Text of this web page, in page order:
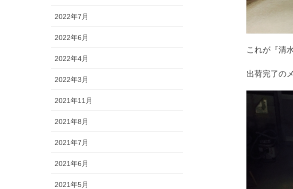
これが『清
出荷完了の
2022年7月
2022年6月
2022年4月
2022年3月
2021年11月
2021年8月
2021年7月
2021年6月
2021年5月